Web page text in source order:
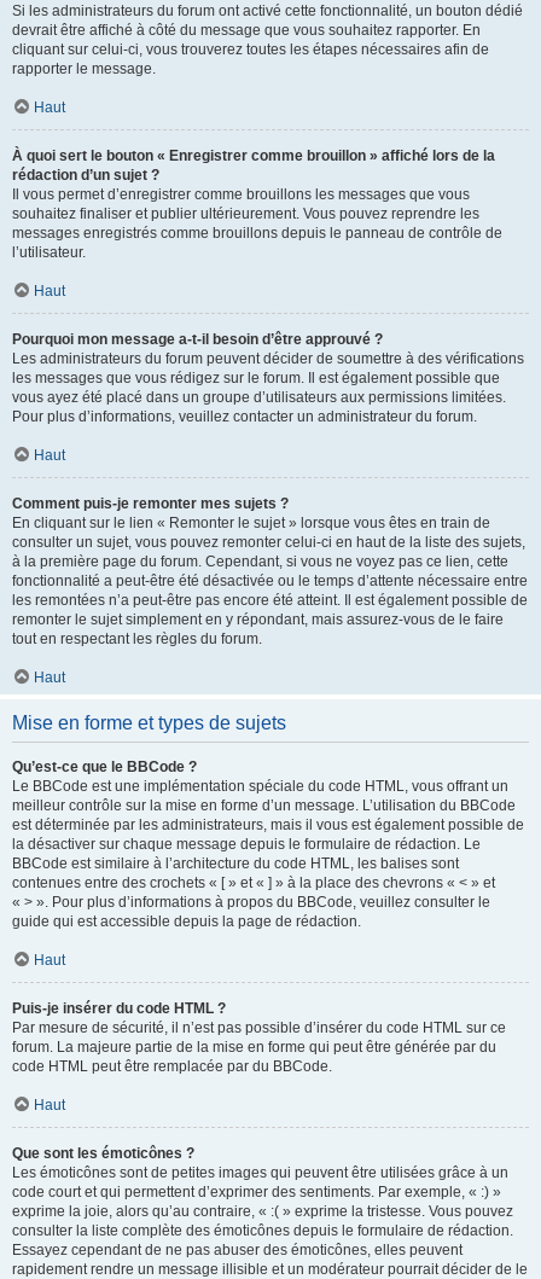
Si les administrateurs du forum ont activé cette fonctionnalité, un bouton dédié
devrait être affiché à côté du message que vous souhaitez rapporter. En
cliquant sur celui-ci, vous trouverez toutes les étapes nécessaires afin de
rapporter le message.
Haut
À quoi sert le bouton « Enregistrer comme brouillon » affiché lors de la
rédaction d’un sujet ?
Il vous permet d’enregistrer comme brouillons les messages que vous
souhaitez finaliser et publier ultérieurement. Vous pouvez reprendre les
messages enregistrés comme brouillons depuis le panneau de contrôle de
l’utilisateur.
Haut
Pourquoi mon message a-t-il besoin d’être approuvé ?
Les administrateurs du forum peuvent décider de soumettre à des vérifications
les messages que vous rédigez sur le forum. Il est également possible que
vous ayez été placé dans un groupe d’utilisateurs aux permissions limitées.
Pour plus d’informations, veuillez contacter un administrateur du forum.
Haut
Comment puis-je remonter mes sujets ?
En cliquant sur le lien « Remonter le sujet » lorsque vous êtes en train de
consulter un sujet, vous pouvez remonter celui-ci en haut de la liste des sujets,
à la première page du forum. Cependant, si vous ne voyez pas ce lien, cette
fonctionnalité a peut-être été désactivée ou le temps d’attente nécessaire entre
les remontées n’a peut-être pas encore été atteint. Il est également possible de
remonter le sujet simplement en y répondant, mais assurez-vous de le faire
tout en respectant les règles du forum.
Haut
Mise en forme et types de sujets
Qu’est-ce que le BBCode ?
Le BBCode est une implémentation spéciale du code HTML, vous offrant un
meilleur contrôle sur la mise en forme d’un message. L’utilisation du BBCode
est déterminée par les administrateurs, mais il vous est également possible de
la désactiver sur chaque message depuis le formulaire de rédaction. Le
BBCode est similaire à l’architecture du code HTML, les balises sont
contenues entre des crochets « [ » et « ] » à la place des chevrons « < » et
« > ». Pour plus d’informations à propos du BBCode, veuillez consulter le
guide qui est accessible depuis la page de rédaction.
Haut
Puis-je insérer du code HTML ?
Par mesure de sécurité, il n’est pas possible d’insérer du code HTML sur ce
forum. La majeure partie de la mise en forme qui peut être générée par du
code HTML peut être remplacée par du BBCode.
Haut
Que sont les émoticônes ?
Les émoticônes sont de petites images qui peuvent être utilisées grâce à un
code court et qui permettent d’exprimer des sentiments. Par exemple, « :) »
exprime la joie, alors qu’au contraire, « :( » exprime la tristesse. Vous pouvez
consulter la liste complète des émoticônes depuis le formulaire de rédaction.
Essayez cependant de ne pas abuser des émoticônes, elles peuvent
rapidement rendre un message illisible et un modérateur pourrait décider de le